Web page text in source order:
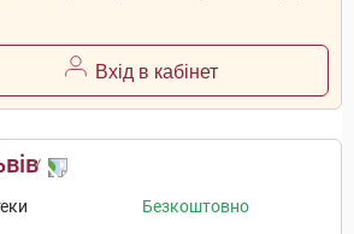
Вхід в кабінет
Безкоштовно